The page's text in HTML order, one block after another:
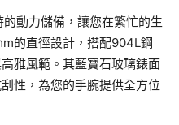
動力儲備，讓您在繁忙的生
的直徑設計，搭配904L鋼
雅風範。其藍寶石玻璃錶面
性，為您的手腕提供全方位